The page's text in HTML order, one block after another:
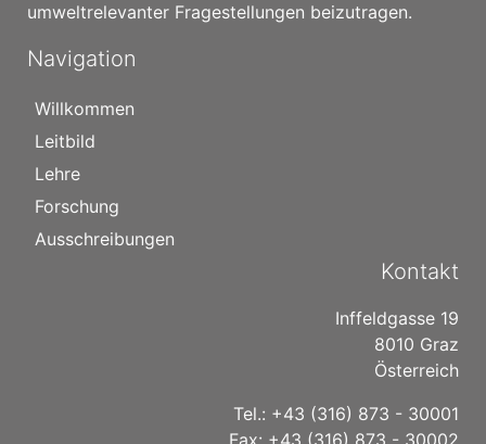
umweltrelevanter Fragestellungen beizutragen.
Navigation
Willkommen
Leitbild
Lehre
Forschung
Ausschreibungen
Kontakt
Inffeldgasse 19
8010 Graz
Österreich
Tel.: +43 (316) 873 - 30001
Fax: +43 (316) 873 - 30002